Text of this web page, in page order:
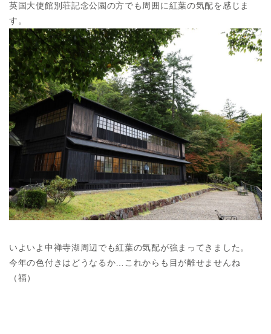
英国大使館別荘記念公園の方でも周囲に紅葉の気配を感じま
す。
いよいよ中禅寺湖周辺でも紅葉の気配が強まってきました。
今年の色付きはどうなるか…これからも目が離せませんね
（福）